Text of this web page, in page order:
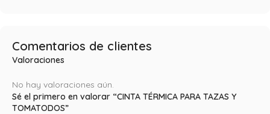
Comentarios de clientes
Valoraciones
No hay valoraciones aún.
Sé el primero en valorar “CINTA TÉRMICA PARA TAZAS Y
TOMATODOS”